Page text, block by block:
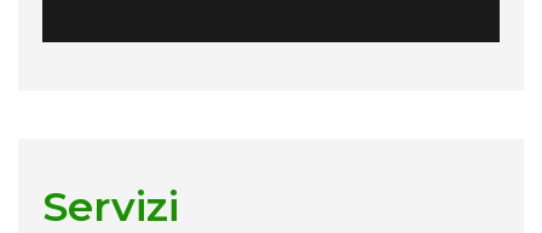
Servizi